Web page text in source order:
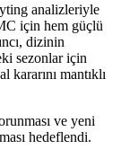
analizleriyle
için hem güçlü
dizinin
sezonlar için
mantıklı
ve yeni
hedeflendi.